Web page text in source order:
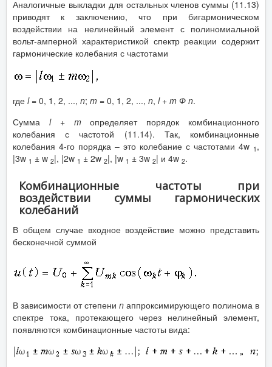
Аналогичные выкладки для остальных членов суммы (11.13)
приводят к заключению, что при бигармоническом
воздействии на нелинейный элемент с полиномиальной
вольт-амперной характеристикой спектр реакции содержит
гармонические колебания с частотами
где l = 0, 1, 2, ..., n; m = 0, 1, 2, ..., n, l + m Ф n.
Сумма l + mопределяет порядок комбинационного
колебания с частотой (11.14). Так, комбинационные
колебания 4-го порядка – это колебание с частотами 4w 1 ,
|3w 1 ± w 2|, |2w 1 ± 2w 2|, |w 1 ± 3w 2| и 4w 2.
Комбинационные частоты при
воздействии суммы гармонических
колебаний
В общем случае входное воздействие можно представить
бесконечной суммой
В зависимости от степени n аппроксимирующего полинома в
спектре тока, протекающего через нелинейный элемент,
появляются комбинационные частоты вида: